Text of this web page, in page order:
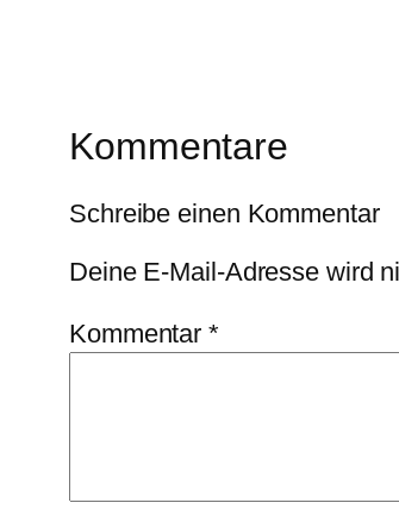
Kommentare
Schreibe einen Kommentar
Deine E-Mail-Adresse wird
Kommentar*